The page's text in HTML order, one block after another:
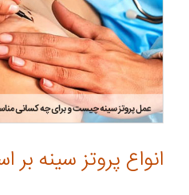
انواع پروتز سینه